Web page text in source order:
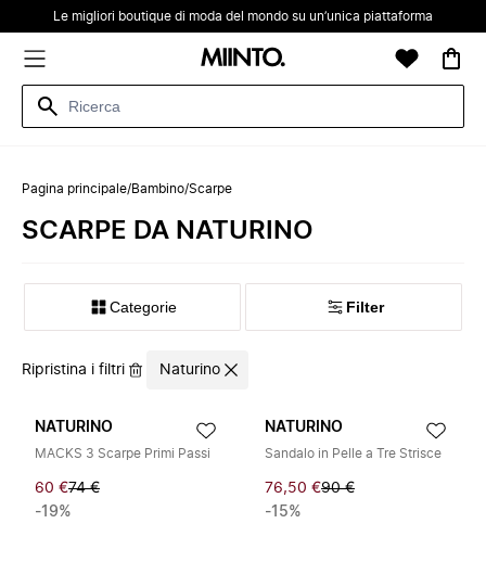
Le migliori boutique di moda del mondo su un’unica piattaforma
Pagina principale/Bambino/Scarpe
SCARPE DA NATURINO
Categorie Filter
Ripristina i filtri Naturino
NATURINO
MACKS 3 Scarpe Primi Passi
60 €74 €
-19%
NATURINO
Sandalo in Pelle a Tre Strisce
76,50 €90 €
-15%